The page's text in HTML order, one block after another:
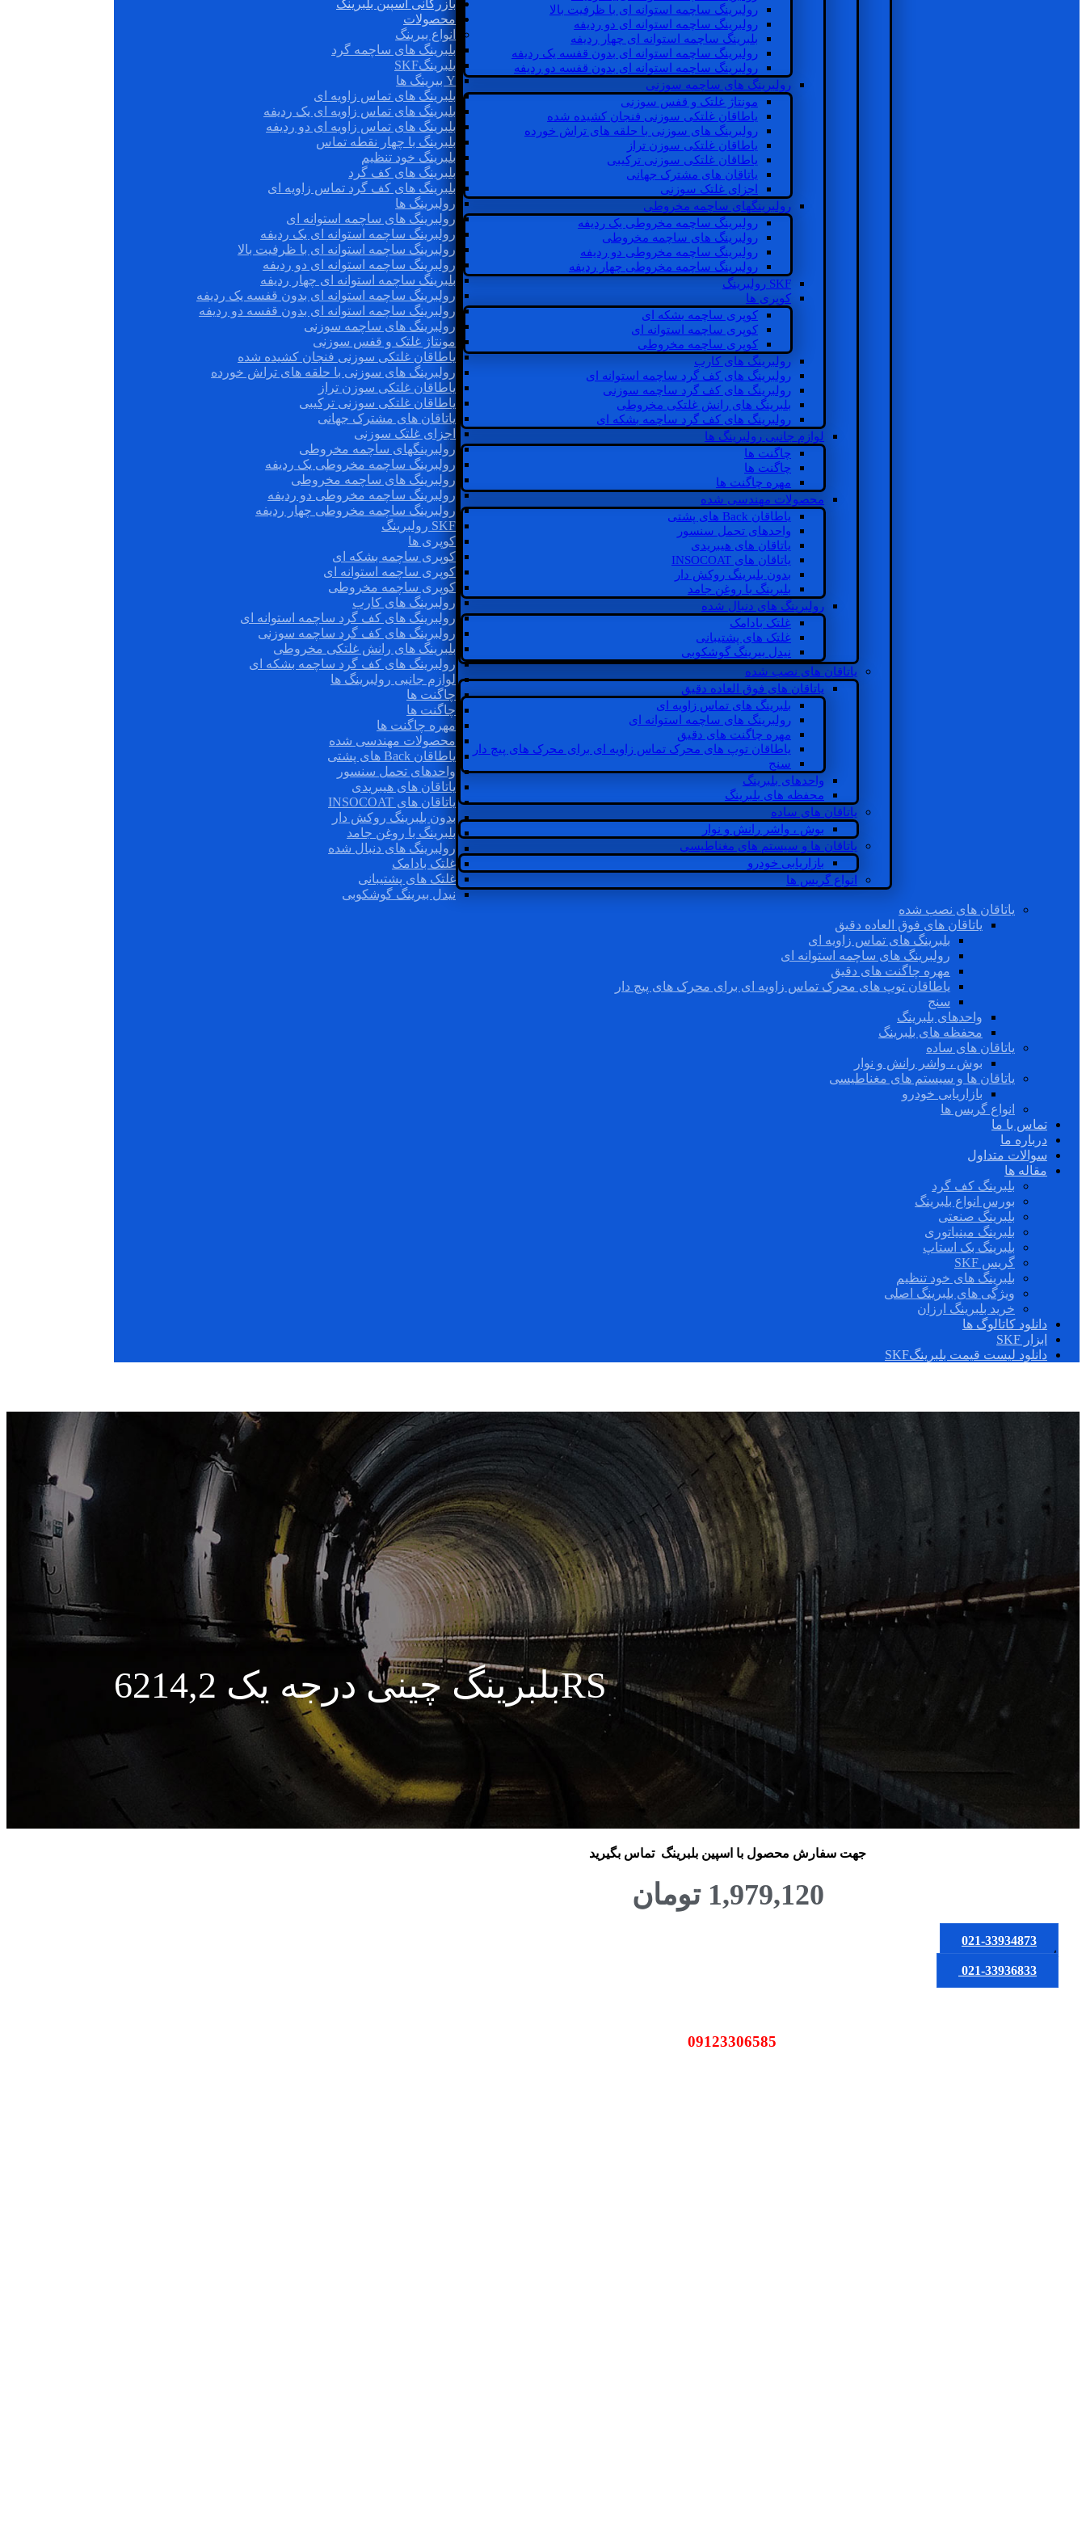
رولبرینگ ساچمه استوانه ای با ظرفیت بالا
رولبرینگ ساچمه استوانه ای دو ردیفه
بلبرینگ ساچمه استوانه ای چهار ردیفه
رولبرینگ ساچمه استوانه ای بدون قفسه یک ردیفه
رولبرینگ ساچمه استوانه ای بدون قفسه دو ردیفه
رولبرینگ های ساچمه سوزنی
مونتاژ غلتک و قفس سوزنی
یاطاقان غلتکی سوزنی فنجان کشیده شده
رولبرینگ های سوزنی با حلقه های تراش خورده
یاطاقان غلتکی سوزن تراز
یاطاقان غلتکی سوزنی ترکیبی
یاتاقان های مشترک جهانی
اجزای غلتک سوزنی
رولبرینگهای ساچمه مخروطی
رولبرینگ ساچمه مخروطی یک ردیفه
رولبرینگ های ساچمه مخروطی
رولبرینگ ساچمه مخروطی دو ردیفه
رولبرینگ ساچمه مخروطی چهار ردیفه
SKF رولبرینگ
کوپری ها
کوپری ساچمه بشکه ای
کوپری ساچمه استوانه ای
کوپری ساچمه مخروطی
رولبرینگ های کارب
رولبرینگ های کف گرد ساچمه استوانه ای
رولبرینگ های کف گرد ساچمه سوزنی
بلبرینگ های رانش غلتکی مخروطی
رولبرینگ های کف گرد ساچمه بشکه ای
لوازم جانبی رولبرینگ ها
چاگنت ها
چاگنت ها
مهره چاگنت ها
محصولات مهندسی شده
یاطاقان Back های پشتی
واحدهای تحمل سنسور
یاتاقان های هیبریدی
یاتاقان های INSOCOAT
بدون بلبرینگ روکش دار
بلبرینگ با روغن جامد
رولبرینگ های دنبال شده
غلتک بادامک
غلتک های پشتیبانی
نیدل بیرینگ گوشکوبی
یاتاقان های نصب شده
یاتاقان های فوق العاده دقیق
بلبرینگ های تماس زاویه ای
رولبرینگ های ساچمه استوانه ای
مهره چاگنت های دقیق
یاطاقان توپ های محرک تماس زاویه ای برای محرک های پیچ دار
سنج
واحدهای بلبرینگ
محفظه های بلبرینگ
یاتاقان های ساده
بوش ، واشر رانش و نوار
یاتاقان ها و سیستم های مغناطیسی
بازاریابی خودرو
انواع گریس ها
بازرگانی اسپین بلبرینگ
محصولات
انواع بیرینگ
بلبرینگ های ساچمه گرد
بلبرینگSKF
Y بیرینگ ها
بلبرینگ های تماس زاویه ای
بلبرینگ های تماس زاویه ای یک ردیفه
بلبرینگ های تماس زاویه ای دو ردیفه
بلبرینگ با چهار نقطه تماس
بلبرینگ خود تنظیم
بلبرینگ های کف گرد
بلبرینگ های کف گرد تماس زاویه ای
رولبرینگ ها
رولبرینگ های ساچمه استوانه ای
رولبرینگ ساچمه استوانه ای یک ردیفه
رولبرینگ ساچمه استوانه ای با ظرفیت بالا
رولبرینگ ساچمه استوانه ای دو ردیفه
بلبرینگ ساچمه استوانه ای چهار ردیفه
رولبرینگ ساچمه استوانه ای بدون قفسه یک ردیفه
رولبرینگ ساچمه استوانه ای بدون قفسه دو ردیفه
رولبرینگ های ساچمه سوزنی
مونتاژ غلتک و قفس سوزنی
یاطاقان غلتکی سوزنی فنجان کشیده شده
رولبرینگ های سوزنی با حلقه های تراش خورده
یاطاقان غلتکی سوزن تراز
یاطاقان غلتکی سوزنی ترکیبی
یاتاقان های مشترک جهانی
اجزای غلتک سوزنی
رولبرینگهای ساچمه مخروطی
رولبرینگ ساچمه مخروطی یک ردیفه
رولبرینگ های ساچمه مخروطی
رولبرینگ ساچمه مخروطی دو ردیفه
رولبرینگ ساچمه مخروطی چهار ردیفه
SKF رولبرینگ
کوپری ها
کوپری ساچمه بشکه ای
کوپری ساچمه استوانه ای
کوپری ساچمه مخروطی
رولبرینگ های کارب
رولبرینگ های کف گرد ساچمه استوانه ای
رولبرینگ های کف گرد ساچمه سوزنی
بلبرینگ های رانش غلتکی مخروطی
رولبرینگ های کف گرد ساچمه بشکه ای
لوازم جانبی رولبرینگ ها
چاگنت ها
چاگنت ها
مهره چاگنت ها
محصولات مهندسی شده
یاطاقان Back های پشتی
واحدهای تحمل سنسور
یاتاقان های هیبریدی
یاتاقان های INSOCOAT
بدون بلبرینگ روکش دار
بلبرینگ با روغن جامد
رولبرینگ های دنبال شده
غلتک بادامک
غلتک های پشتیبانی
نیدل بیرینگ گوشکوبی
یاتاقان های نصب شده
یاتاقان های فوق العاده دقیق
بلبرینگ های تماس زاویه ای
رولبرینگ های ساچمه استوانه ای
مهره چاگنت های دقیق
یاطاقان توپ های محرک تماس زاویه ای برای محرک های پیچ دار
سنج
واحدهای بلبرینگ
محفظه های بلبرینگ
یاتاقان های ساده
بوش ، واشر رانش و نوار
یاتاقان ها و سیستم های مغناطیسی
بازاریابی خودرو
انواع گریس ها
تماس با ما
درباره ما
سوالات متداول
مقاله ها
بلبرینگ کف گرد
بورس انواع بلبرینگ
بلبرینگ صنعتی
بلبرینگ مینیاتوری
بلبرینگ بک استاپ
گریس SKF
بلبرینگ های خود تنظیم
ویژگی های بلبرینگ اصلی
خرید بلبرینگ ارزان
دانلود کاتالوگ ها
ابزار SKF
دانلود لیست قیمت بلبرینگSKF
بلبرینگ چینی درجه یک 6214,2RS
جهت سفارش محصول با اسپین بلبرینگ تماس بگیرید
1,979,120 تومان
021-33934873
یا
021-33936833